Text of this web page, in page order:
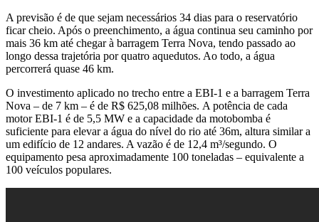
A previsão é de que sejam necessários 34 dias para o reservatório
ficar cheio. Após o preenchimento, a água continua seu caminho por
mais 36 km até chegar à barragem Terra Nova, tendo passado ao
longo dessa trajetória por quatro aquedutos. Ao todo, a água
percorrerá quase 46 km.
O investimento aplicado no trecho entre a EBI-1 e a barragem Terra
Nova – de 7 km – é de R$ 625,08 milhões. A potência de cada
motor EBI-1 é de 5,5 MW e a capacidade da motobomba é
suficiente para elevar a água do nível do rio até 36m, altura similar a
um edifício de 12 andares. A vazão é de 12,4 m³/segundo. O
equipamento pesa aproximadamente 100 toneladas – equivalente a
100 veículos populares.